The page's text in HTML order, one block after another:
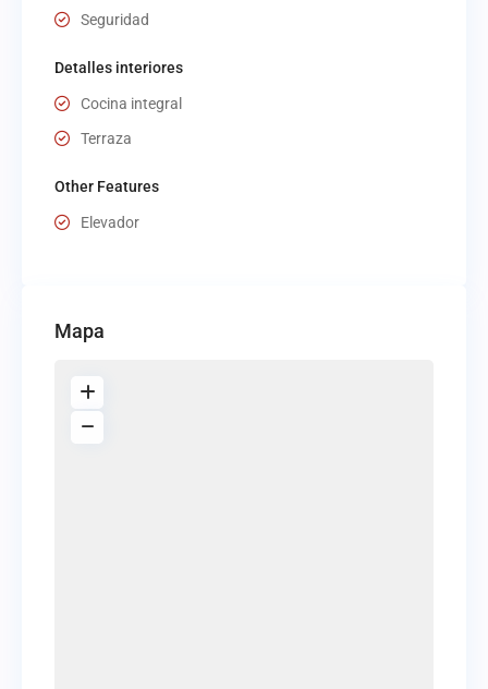
Seguridad
Detalles interiores
Cocina integral
Terraza
Other Features
Elevador
Mapa